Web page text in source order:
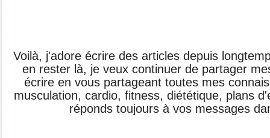
Voilà, j'adore écrire des articles depuis
en rester là, je veux continuer de partager
écrire en vous partageant toutes mes
musculation, cardio, fitness, diététique, plans
réponds toujours à vos messages